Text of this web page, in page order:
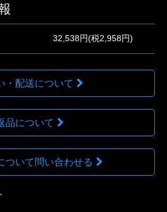
32,538円(税2,958円)
・配送について
品について
ついて問い合わせる